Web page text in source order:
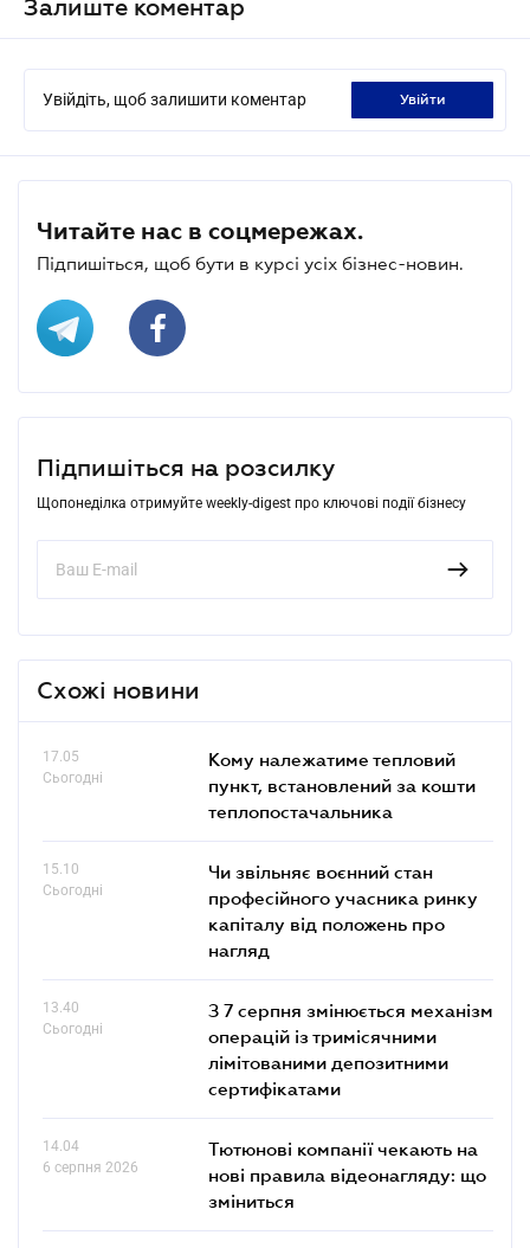
Залиште коментар
Увійдіть, щоб залишити коментар увійти
Читайте нас в соцмережах.
Підпишіться, щоб бути в курсі усіх бізнес-новин.
Підпишіться на розсилку
Щопонеділка отримуйте weekly-digest про ключові події бізнесу
Схожі новини
17.05
Сьогодні
Кому належатиме тепловий
пункт, встановлений за кошти
теплопостачальника
15.10
Сьогодні
Чи звільняє воєнний стан
професійного учасника ринку
капіталу від положень про
нагляд
13.40
Сьогодні
З 7 серпня змінюється механізм
операцій із тримісячними
лімітованими депозитними
сертифікатами
14.04
6 серпня 2026
Тютюнові компанії чекають на
нові правила відеонагляду: що
зміниться